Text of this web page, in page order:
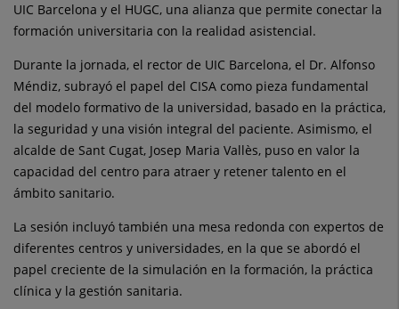
UIC Barcelona y el HUGC, una alianza que permite conectar la
formación universitaria con la realidad asistencial.
Durante la jornada, el rector de UIC Barcelona, el Dr. Alfonso
Méndiz, subrayó el papel del CISA como pieza fundamental
del modelo formativo de la universidad, basado en la práctica,
la seguridad y una visión integral del paciente. Asimismo, el
alcalde de Sant Cugat, Josep Maria Vallès, puso en valor la
capacidad del centro para atraer y retener talento en el
ámbito sanitario.
La sesión incluyó también una mesa redonda con expertos de
diferentes centros y universidades, en la que se abordó el
papel creciente de la simulación en la formación, la práctica
clínica y la gestión sanitaria.